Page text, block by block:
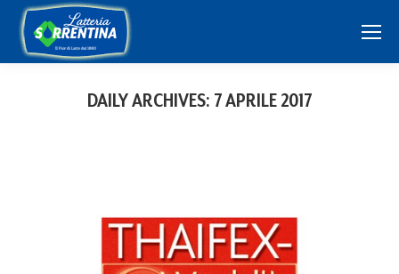
DAILY ARCHIVES: 7 APRILE 2017